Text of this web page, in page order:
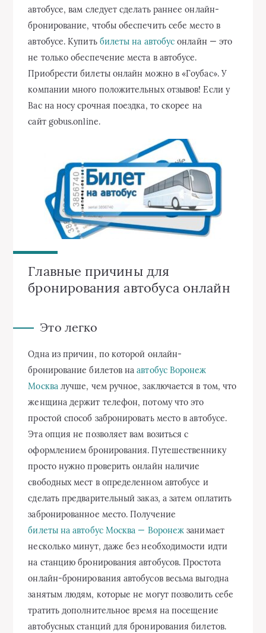
автобусе, вам следует сделать раннее онлайн-
бронирование, чтобы обеспечить себе место в
автобусе. Купить билеты на автобус онлайн — это
не только обеспечение места в автобусе.
Приобрести билеты онлайн можно в «Гоубас». У
компании много положительных отзывов! Если у
Вас на носу срочная поездка, то скорее на
сайт gobus.online.
Главные причины для
бронирования автобуса онлайн
Это легко
Одна из причин, по которой онлайн-
бронирование билетов наавтобус Воронеж
Москвалучше, чем ручное, заключается в том, что
женщина держит телефон, потому что это
простой способ забронировать место в автобусе.
Эта опция не позволяет вам возиться с
оформлением бронирования. Путешественнику
просто нужно проверить онлайн наличие
свободных мест в определенном автобусе и
сделать предварительный заказ, а затем оплатить
забронированное место. Получение
билеты на автобус Москва — Воронеж занимает
несколько минут, даже без необходимости идти
на станцию бронирования автобусов. Простота
онлайн-бронирования автобусов весьма выгодна
занятым людям, которые не могут позволить себе
тратить дополнительное время на посещение
автобусных станций для бронирования билетов.